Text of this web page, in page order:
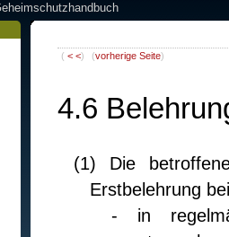
( < <) (vorherige Seite)
4.6
(1) Die
Erstbelehrung
- in